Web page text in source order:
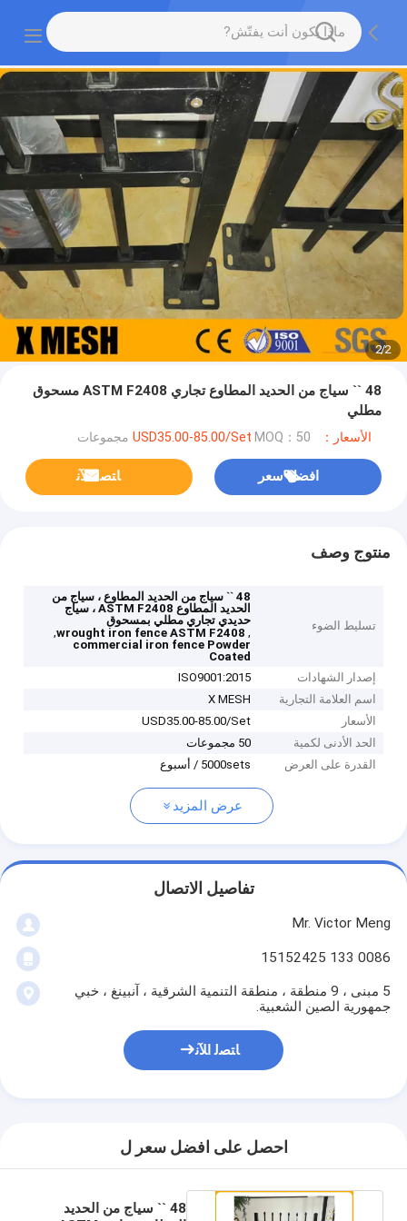
2
/
2
48 `` سياج من الحديد المطاوع تجاري ASTM F2408 مسحوق
مطلي
الأسعار：USD35.00-85.00/Set MOQ：50 مجموعات
افضل سعر ﺎﺘﺼﻟ ﺍﻶﻧ
منتوج وصف
تسليط الضوء
48 `` سياج من الحديد المطاوع ، سياج من
الحديد المطاوع ASTM F2408 ، سياج
حديدي تجاري مطلي بمسحوق
,
wrought iron fence ASTM F2408
,
commercial iron fence Powder
Coated
إصدار الشهادات
ISO9001:2015
اسم العلامة التجارية
X MESH
الأسعار
USD35.00-85.00/Set
الحد الأدنى لكمية
50 مجموعات
القدرة على العرض
5000sets / أسبوع
عرض المزيد
تفاصيل الاتصال
Mr. Victor Meng
0086 133 15152425
5 مبنى ، 9 منطقة ، منطقة التنمية الشرقية ، آنبينغ ، خبي
جمهورية الصين الشعبية.
ﺎﺘﺼﻟ ﺍﻶﻧ
احصل على افضل سعر ل
48 `` سياج من الحديد